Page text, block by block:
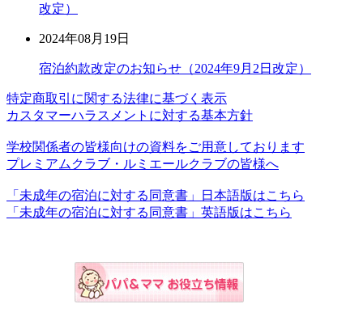
改定）
2024年08月19日
宿泊約款改定のお知らせ（2024年9月2日改定）
特定商取引に関する法律に基づく表示
カスタマーハラスメントに対する基本方針
学校関係者の皆様向けの資料をご用意しております
プレミアムクラブ・ルミエールクラブの皆様へ
「未成年の宿泊に対する同意書」日本語版はこちら
「未成年の宿泊に対する同意書」英語版はこちら